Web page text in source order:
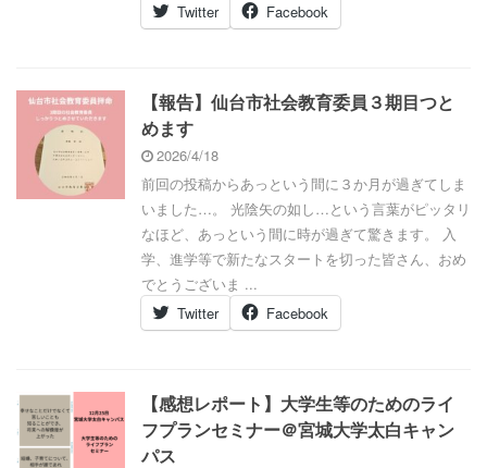
Twitter
Facebook
【報告】仙台市社会教育委員３期目つと
めます
2026/4/18
前回の投稿からあっという間に３か月が過ぎてしま
いました…。 光陰矢の如し…という言葉がピッタリ
なほど、あっという間に時が過ぎて驚きます。 入
学、進学等で新たなスタートを切った皆さん、おめ
でとうございま ...
Twitter
Facebook
【感想レポート】大学生等のためのライ
フプランセミナー＠宮城大学太白キャン
パス